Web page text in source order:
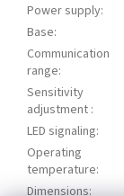
Power supply:
Base:
Communication
range:
Sensitivity
adjustment :
LED signaling:
Operating
temperature:
Dimensions: